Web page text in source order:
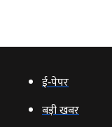
ई‑पेपर
बड़ी खबर